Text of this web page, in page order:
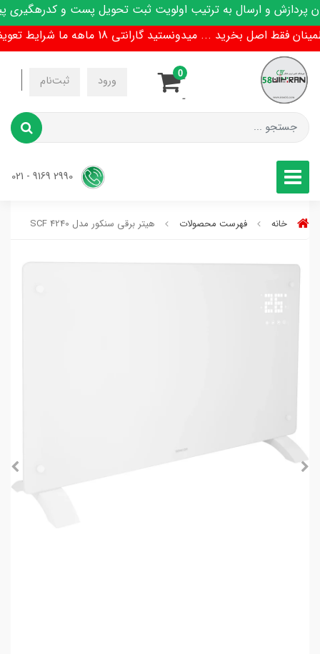
و ارسال به ترتیب اولویت ثبت تحویل پست و کدرهگیری
اصل بخرید ... میدونستید گارانتی 18 ماهه ما شرایط تعویض هم داره !
ورود ثبت‌نام
-
-
0
خانه فهرست محصولات هیتر برقی سنکور مدل SCF 4240